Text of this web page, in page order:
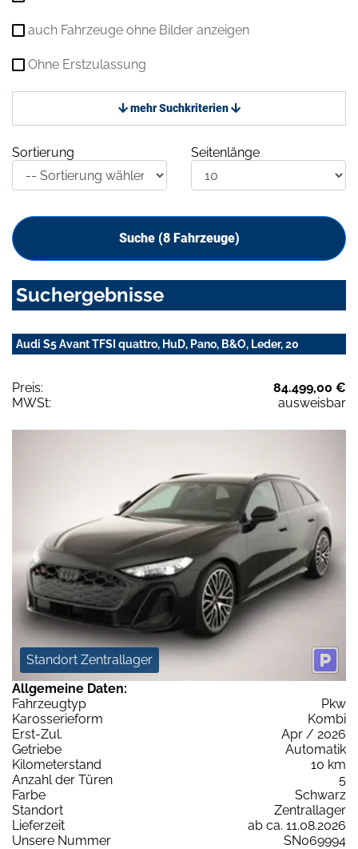
auch Fahrzeuge ohne Bilder anzeigen
Ohne Erstzulassung
mehr Suchkriterien
Sortierung Seitenlänge
Suche (8Fahrzeuge)
Suchergebnisse
Audi S5 Avant TFSI quattro, HuD, Pano, B&O, Leder, 20
Preis:
84.499,00 €
MWSt:
ausweisbar
Standort Zentrallager
Allgemeine Daten:
Fahrzeugtyp
Pkw
Karosserieform
Kombi
Erst-Zul.
Apr / 2026
Getriebe
Automatik
Kilometerstand
10 km
Anzahl der Türen
5
Farbe
Schwarz
Standort
Zentrallager
Lieferzeit
ab ca. 11.08.2026
Unsere Nummer
SN069994